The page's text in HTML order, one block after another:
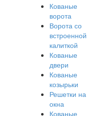
Кованые
ворота
Ворота со
встроенной
калиткой
Кованые
двери
Кованые
козырьки
Решетки на
окна
Кованые